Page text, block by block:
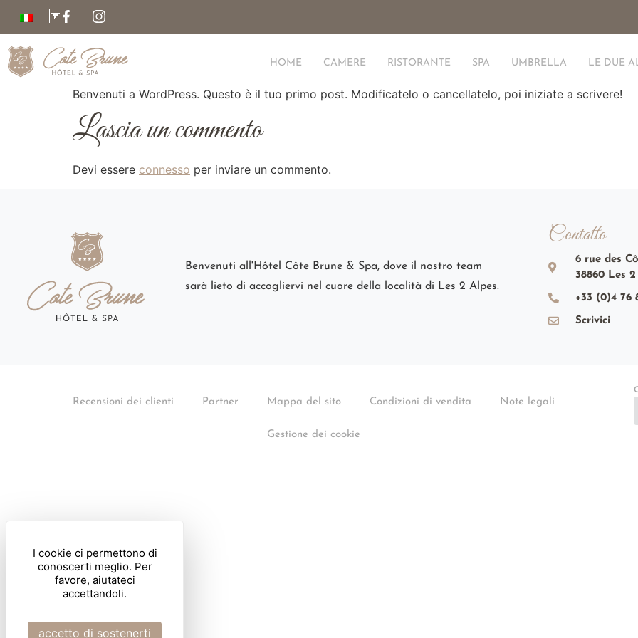
HOME CAMERE RISTORANTE SPA UMBRELLA LE DUE
Benvenuti a WordPress. Questo è il tuo primo post. Modificatelo o cancellatelo, poi iniziate a scrivere!
Lascia un commento
Devi essere connesso per inviare un commento.
Benvenuti all'Hôtel Côte Brune & Spa, dove il nostro team
sarà lieto di accogliervi nel cuore della località di Les 2 Alpes.
Contatto
6 rue des
38860 Les 2
+33 (0)4 76
Scrivici
Recensioni dei clienti Partner Mappa del sito Condizioni di vendita Note legali
Gestione dei cookie
Pannello di gestione dei cookies
I cookie ci permettono di
conoscerti meglio. Per
favore, aiutateci
accettandoli.
accetto di sostenerti